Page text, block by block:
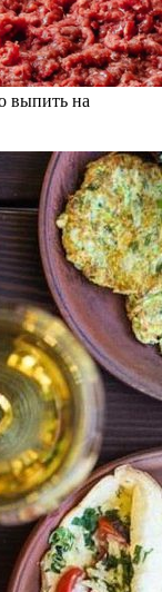
выпить на